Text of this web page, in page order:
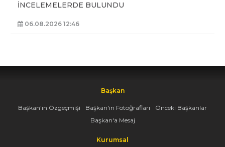
İNCELEMELERDE BULUNDU
06.08.2026 12:46
Başkan
Başkan'ın Özgeçmişi Başkan'ın Fotoğrafları
Önceki Başkanlar
Başkan'a Mesaj
Kurumsal